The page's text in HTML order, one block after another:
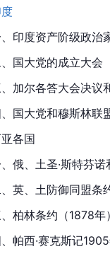
印度资产阶级政治
、国大党的成立大会
加尔各答大会决议
、国大党和穆斯林联
各国
俄、土圣·斯特芬
、英、土防御同盟条
柏林条约（1878年
、帕西·赛克斯记